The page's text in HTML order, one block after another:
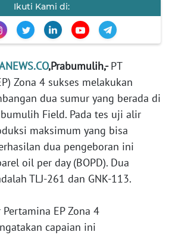
Ikuti Kami di:
,Prabumulih,-PT
Zona 4 sukses melakukan
dua sumur yang berada di
Field. Pada tes uji alir
maksimum yang bisa
dua pengeboran ini
oil per day (BOPD). Dua
TLJ-261 dan GNK-113.
EP Zona 4
capaian ini